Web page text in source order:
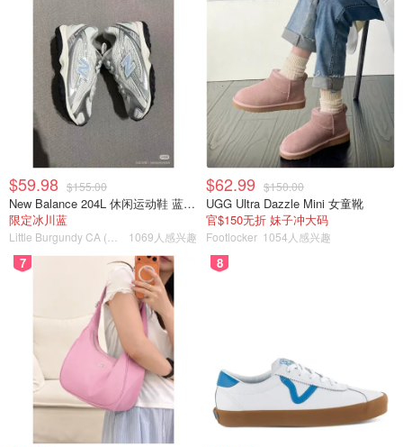
$59.98 $155.00
New Balance 204L 休闲运动鞋 蓝银色
限定冰川蓝
1069人感兴趣
$62.99 $150.00
UGG Ultra Dazzle Mini 女童靴
官$150无折 妹子冲大码
Footlocker 1054人感兴趣
7 8